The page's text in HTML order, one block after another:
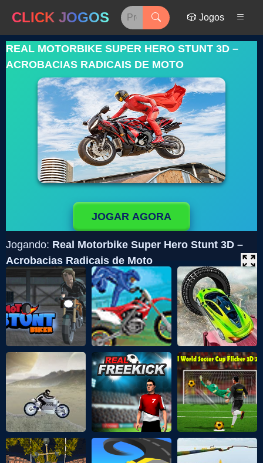
CLICK JOGOS 🎲 Jogos
REAL MOTORBIKE SUPER HERO STUNT 3D –
ACROBACIAS RADICAIS DE MOTO
JOGAR AGORA
Jogando: Real Motorbike Super Hero Stunt 3D –
Acrobacias Radicais de Moto